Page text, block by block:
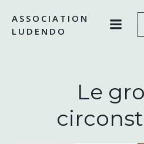
ASSOCIATION
LUDENDO
Le